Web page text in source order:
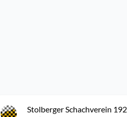
Stolberger Schachverein